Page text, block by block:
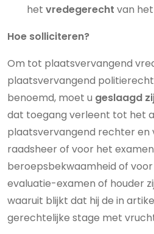
het vredegerecht van
Hoe solliciteren?
Om tot plaatsvervangend
plaatsvervangend
benoemd, moet u geslaagd
dat toegang verleent tot het
plaatsvervangend rechter en
raadsheer of voor het
beroepsbekwaamheid of
evaluatie-examen of houder
waaruit blijkt dat hij de in
gerechtelijke stage met